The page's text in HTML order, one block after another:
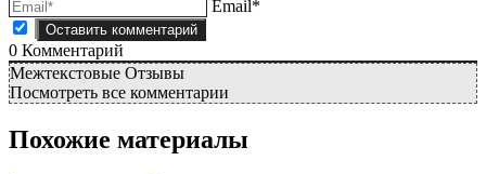
Email*
0 Комментарий
Межтекстовые Отзывы
Посмотреть все комментарии
Похожие материалы